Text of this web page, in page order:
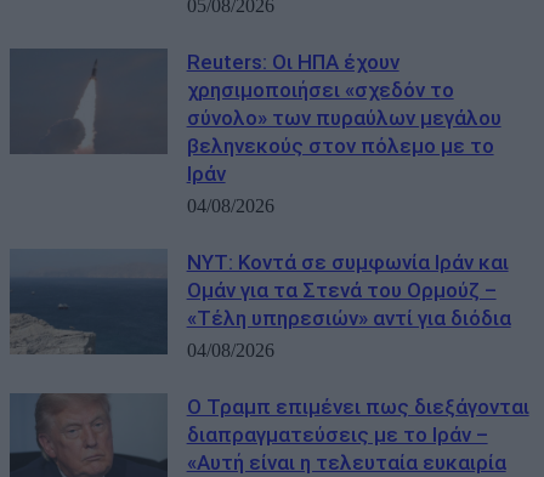
05/08/2026
Reuters: Οι ΗΠΑ έχουν
χρησιμοποιήσει «σχεδόν το
σύνολο» των πυραύλων μεγάλου
βεληνεκούς στον πόλεμο με το
Ιράν
04/08/2026
NYT: Κοντά σε συμφωνία Ιράν και
Ομάν για τα Στενά του Ορμούζ –
«Τέλη υπηρεσιών» αντί για διόδια
04/08/2026
Ο Τραμπ επιμένει πως διεξάγονται
διαπραγματεύσεις με το Ιράν –
«Αυτή είναι η τελευταία ευκαιρία